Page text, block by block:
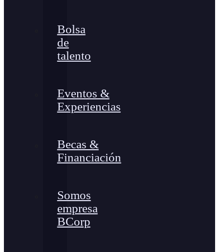
Bolsa
de
talento
Eventos &
Experiencias
Becas &
Financiación
Somos
empresa
BCorp